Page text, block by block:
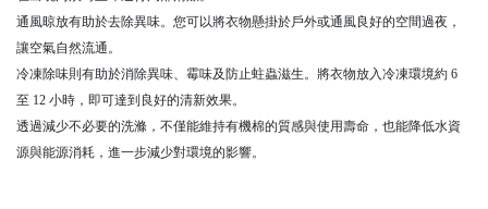
通風晾放有助於去除異味。您可以將衣物懸掛於戶外或通風良好的空間過夜，
讓空氣自然流通。
冷凍除味則有助於消除異味、霉味及防止蛀蟲滋生。將衣物放入冷凍環境約 6
至 12 小時，即可達到良好的清新效果。
透過減少不必要的洗滌，不僅能維持有機棉的質感與使用壽命，也能降低水資
源與能源消耗，進一步減少對環境的影響。